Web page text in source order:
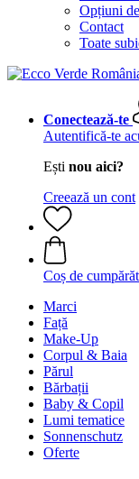
Opțiuni
Contact
Toate
Conectează-te
Autentifică-te
Ești nou aici?
Creează un cont
Coș de
Marci
Față
Make-Up
Corpul & Baia
Părul
Bărbații
Baby & Copil
Lumi tematice
Sonnenschutz
Oferte